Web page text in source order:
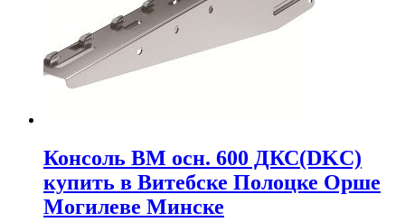
Консоль BM осн. 600 ДКС(DKC)
купить в Витебске Полоцке Орше
Могилеве Минске